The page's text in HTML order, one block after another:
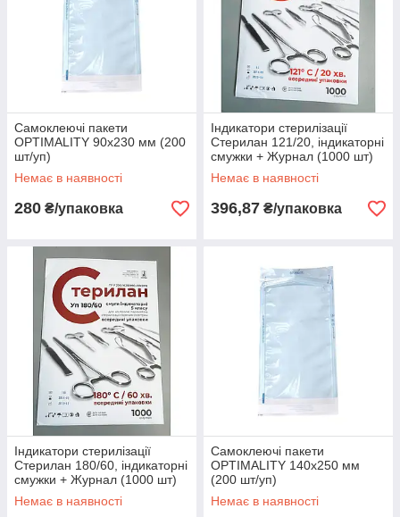
Самоклеючі пакети
OPTIMALITY 90х230 мм (200
шт/уп)
Немає в наявності
280 ₴/упаковка
Індикатори стерилізації
Стерилан 121/20, індикаторні
смужки + Журнал (1000 шт)
Немає в наявності
396,87 ₴/упаковка
Індикатори стерилізації
Стерилан 180/60, індикаторні
смужки + Журнал (1000 шт)
Немає в наявності
Самоклеючі пакети
OPTIMALITY 140х250 мм
(200 шт/уп)
Немає в наявності